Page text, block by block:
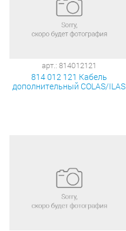
арт.: 814012121
814 012 121 Кабель
дополнительный COLAS/ILAS